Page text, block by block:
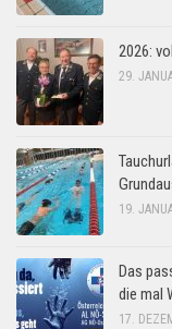
2026:
29.
19.
Das
die mal
17.